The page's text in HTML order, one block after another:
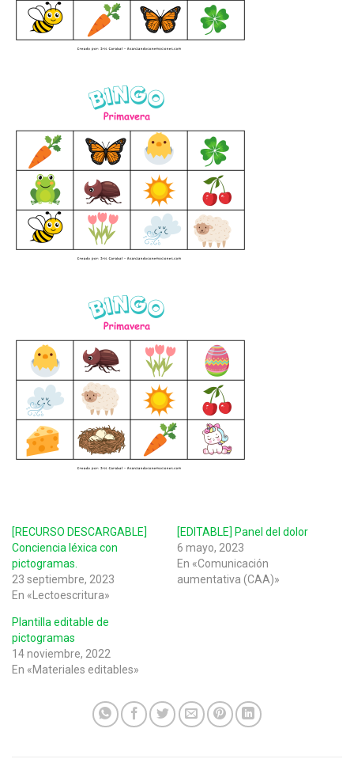
[RECURSO DESCARGABLE]
Conciencia léxica con
pictogramas.
23 septiembre, 2023
En «Lectoescritura»
[EDITABLE] Panel del dolor
6 mayo, 2023
En «Comunicación
aumentativa (CAA)»
Plantilla editable de
pictogramas
14 noviembre, 2022
En «Materiales editables»